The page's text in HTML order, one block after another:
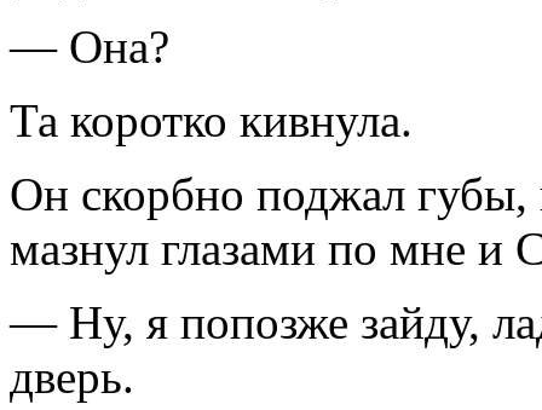
— Она?
Та коротко кивнула.
Он скорбно поджал губы,
мазнул глазами по мне и
— Ну, я попозже зайду,
дверь.